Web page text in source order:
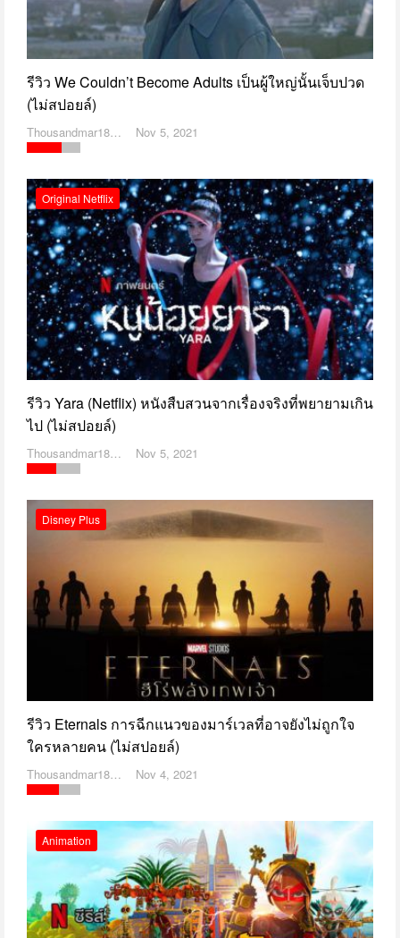
รีวิว We Couldn’t Become Adults เป็นผู้ใหญ่นั้นเจ็บปวด
(ไม่สปอยล์)
Thousandmar1869 Nov 5, 2021
Original Netflix
รีวิว Yara (Netflix) หนังสืบสวนจากเรื่องจริงที่พยายามเกิน
ไป (ไม่สปอยล์)
Thousandmar1869 Nov 5, 2021
Disney Plus
รีวิว Eternals การฉีกแนวของมาร์เวลที่อาจยังไม่ถูกใจ
ใครหลายคน (ไม่สปอยล์)
Thousandmar1869 Nov 4, 2021
Animation